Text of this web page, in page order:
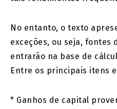
No entanto, o texto
exceções, ou seja, fontes
entrarão na base de
Entre os principais itens
* Ganhos de capital